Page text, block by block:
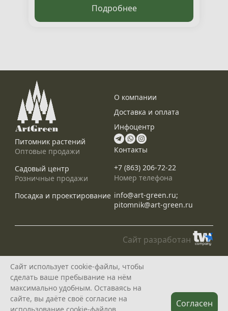
Сайт использует cookie-файлы, чтобы
сделать ваше пребывание на нём
максимально удобным. Оставаясь на
сайте, вы даёте своё согласие на
Согласен
Подробнее
Питомник растений
Оптовые продажи
Садовый центр
Розничные продажи
Посадка и проектирование
О компании
Доставка и оплата
Инфоцентр
Контакты
+7 (863) 206-72-22
Номер телефона
info@art-green.ru;
pitomnik@art-green.ru
© ARTGREEN, 2015-2026
*Данное предложение не является публичной офертой, определяемой
положениями статей 435, 437 Гражданского Кодекса РФ, и носит
исключительно информационный характер
Политика конфедециальности
Сайт разработан